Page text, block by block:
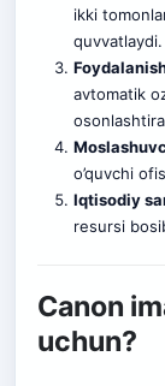
ikki
quvvatlaydi.
avtomatik
o’quvchi
Iqtisodiy
resursi
Canon
uchun?